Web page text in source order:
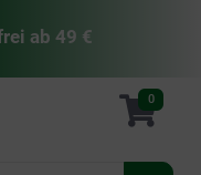
ab 49 €
0